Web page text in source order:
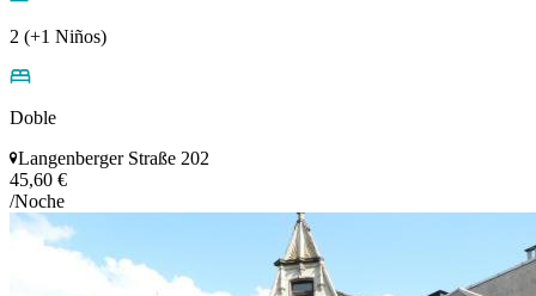
2 (+1 Niños)
Doble
Langenberger Straße 202
45,60 €
/Noche